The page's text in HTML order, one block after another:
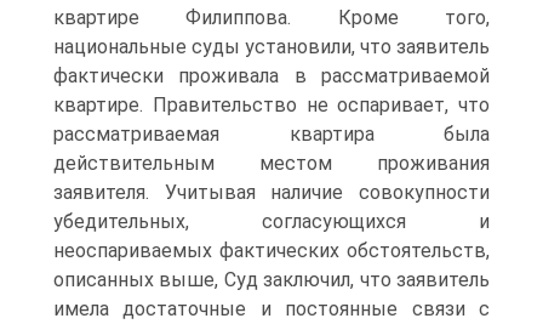
квартире Филиппова. Кроме того,
национальные суды установили, что заявитель
фактически проживала в рассматриваемой
квартире. Правительство не оспаривает, что
рассматриваемая квартира была
действительным местом проживания
заявителя. Учитывая наличие совокупности
убедительных, согласующихся и
неоспариваемых фактических обстоятельств,
описанных выше, Суд заключил, что заявитель
имела достаточные и постоянные связи с